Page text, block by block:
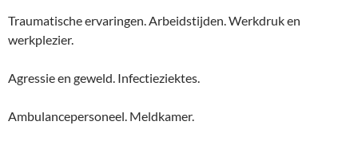
Traumatische ervaringen. Arbeidstijden. Werkdruk en
werkplezier.
Agressie en geweld. Infectieziektes.
Ambulancepersoneel. Meldkamer.